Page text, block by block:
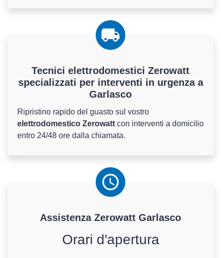
Tecnici elettrodomestici Zerowatt
specializzati per interventi in urgenza a
Garlasco
Ripristino rapido del guasto sul vostro
elettrodomestico Zerowatt con interventi a domicilio
entro 24/48 ore dalla chiamata.
Assistenza Zerowatt Garlasco
Orari d'apertura